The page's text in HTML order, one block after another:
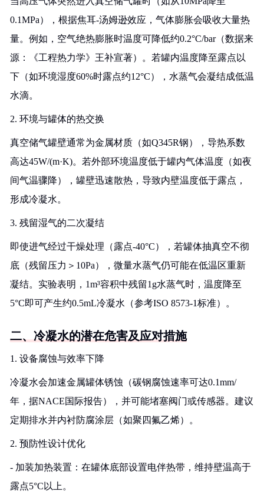
0.1MPa），根据焦耳-汤姆逊效应，气体膨胀会吸收大量热
量。例如，空气绝热膨胀时温度可降低约0.2°C/bar（数据来
源：《工程热力学》王补宣著）。若罐内温度降至露点以
下（如环境湿度60%时露点约12°C），水蒸气会凝结成低温
水滴。
2. 环境与罐体的热交换
真空储气罐壁通常为金属材质（如Q345R钢），导热系数
高达45W/(m·K)。若外部环境温度低于罐内气体温度（如夜
间气温骤降），罐壁迅速散热，导致内壁温度低于露点，
形成冷凝水。
3. 残留湿气的二次凝结
即使进气经过干燥处理（露点-40°C），若罐体抽真空不彻
底（残留压力＞10Pa），微量水蒸气仍可能在低温区重新
凝结。实验表明，1m³容积中残留1g水蒸气时，温度降至
5°C即可产生约0.5mL冷凝水（参考ISO 8573-1标准）。
二、冷凝水的潜在危害及应对措施
1. 设备腐蚀与效率下降
冷凝水会加速金属罐体锈蚀（碳钢腐蚀速率可达0.1mm/
年，据NACE国际报告），并可能堵塞阀门或传感器。建议
定期排水并内衬防腐涂层（如聚四氟乙烯）。
2. 预防性设计优化
- 加装加热装置：在罐体底部设置电伴热带，维持壁温高于
露点5°C以上。